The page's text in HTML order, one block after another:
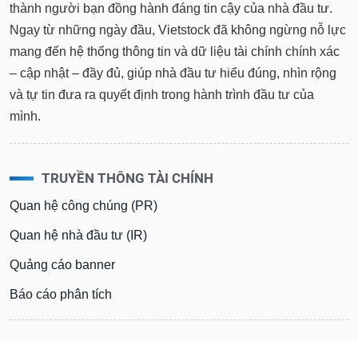
thành người bạn đồng hành đáng tin cậy của nhà đầu tư.
Ngay từ những ngày đầu, Vietstock đã không ngừng nỗ lực
mang đến hệ thống thông tin và dữ liệu tài chính chính xác
– cập nhật – đầy đủ, giúp nhà đầu tư hiểu đúng, nhìn rộng
và tự tin đưa ra quyết định trong hành trình đầu tư của
mình.
TRUYỀN THÔNG TÀI CHÍNH
Quan hệ công chúng (PR)
Quan hệ nhà đầu tư (IR)
Quảng cáo banner
Báo cáo phân tích